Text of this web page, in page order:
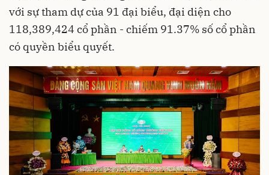
với sự tham dự của 91 đại biểu, đại diện cho
118,389,424 cổ phần - chiếm 91.37% số cổ phần
có quyền biểu quyết.